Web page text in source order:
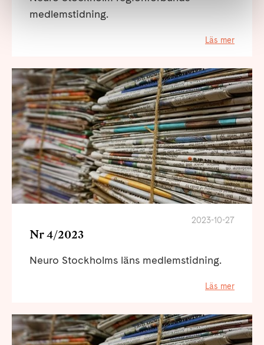
medlemstidning.
Läs mer
2023-10-27
Nr 4/2023
Neuro Stockholms läns medlemstidning.
Läs mer